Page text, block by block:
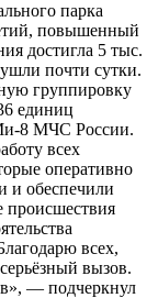
парка
повышенный
достигла 5 тыс.
почти сутки.
группировку
единиц
8 МЧС России.
всех
оперативно
и обеспечили
происшествия
всех,
вызов.
— подчеркнул